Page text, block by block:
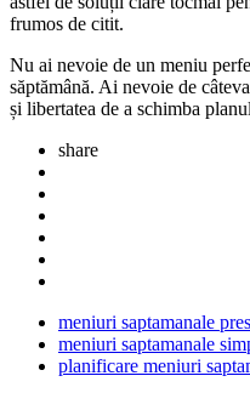
frumos de citit.
Nu ai nevoie de un meniu
săptămână. Ai nevoie de
și libertatea de a schimba
share
meniuri saptamanale
meniuri saptamanale
planificare meniuri